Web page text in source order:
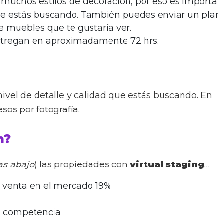
estás buscando. También puedes enviar un
muebles que te gustaría ver.
en aproximadamente 72 hrs.
de detalle y calidad que estás buscando. En
por fotografía.
abajo) las propiedades con virtual staging…
en el mercado 19%
competencia